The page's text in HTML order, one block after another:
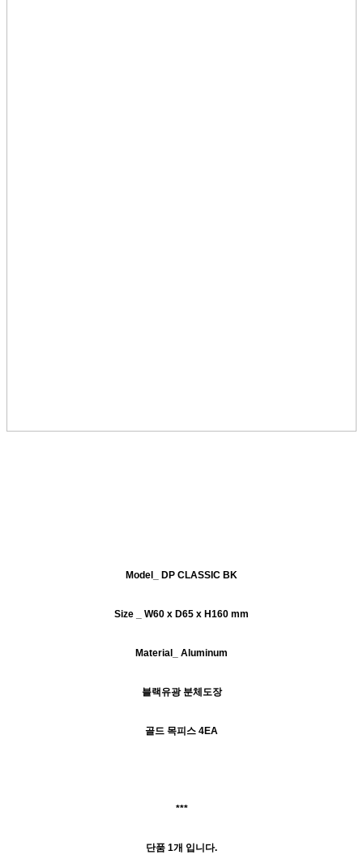
Model_ DP CLASSIC BK
Size _ W60 x D65 x H160 mm
Material_ Aluminum
블랙유광 분체도장
골드 목피스 4EA
***
단품 1개 입니다.